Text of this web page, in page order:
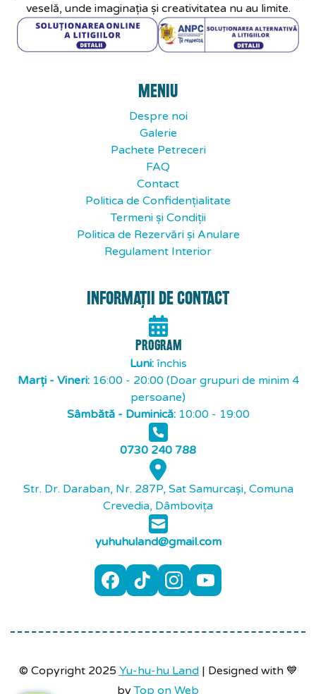
veselă, unde imaginația și creativitatea nu au limite.
MENIU
Despre noi
Galerie
Pachete Petreceri
FAQ
Contact
Politica de Confidențialitate
Termeni și Condiții
Politica de Rezervări și Anulare
Regulament Interior
INFORMAȚII DE CONTACT
PROGRAM
Luni:închis
Marți - Vineri:16:00 - 20:00 (Doar grupuri de minim 4
persoane)
Sâmbătă - Duminică:10:00 - 19:00
0730 240 788
Str. Dr. Daraban, Nr. 287P, Sat Samurcași, Comuna
Crevedia, Dâmbovița
yuhuhuland@gmail.com
© Copyright 2025 Yu-hu-hu Land| Designed with 💙
byTop on Web